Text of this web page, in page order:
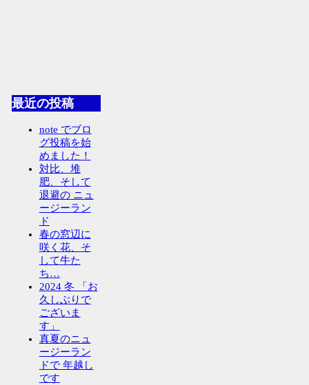
最近の投稿
note でブロ
グ投稿を始
めました！
対比、堆
肥、そして
退避の ニュ
ージーラン
ド
春の窓辺に
咲く花、そ
して牛た
ち…
2024 冬 「お
久しぶりで
ございま
す」
真夏のニュ
ージーラン
ドで 年越し
です